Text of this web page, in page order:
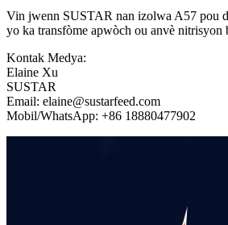
Vin jwenn SUSTAR nan izolwa A57 pou
yo ka transfòme apwòch ou anvè nitrisyon
Kontak Medya:
Elaine Xu
SUSTAR
Email: elaine@sustarfeed.com
Mobil/WhatsApp: +86 18880477902